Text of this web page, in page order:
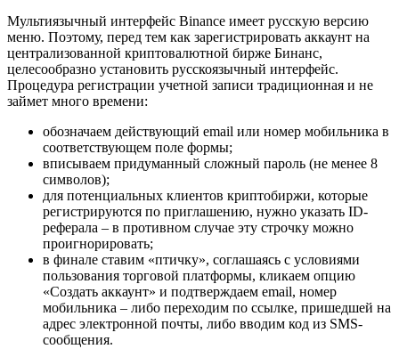
Мультиязычный интерфейс Binance имеет русскую версию
меню. Поэтому, перед тем как зарегистрировать аккаунт на
централизованной криптовалютной бирже Бинанс,
целесообразно установить русскоязычный интерфейс.
Процедура регистрации учетной записи традиционная и не
займет много времени:
обозначаем действующий email или номер мобильника в
соответствующем поле формы;
вписываем придуманный сложный пароль (не менее 8
символов);
для потенциальных клиентов криптобиржи, которые
регистрируются по приглашению, нужно указать ID-
реферала – в противном случае эту строчку можно
проигнорировать;
в финале ставим «птичку», соглашаясь с условиями
пользования торговой платформы, кликаем опцию
«Создать аккаунт» и подтверждаем email, номер
мобильника – либо переходим по ссылке, пришедшей на
адрес электронной почты, либо вводим код из SMS-
сообщения.